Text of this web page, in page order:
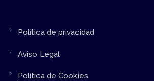
Política de privacidad
Aviso Legal
Política de Cookies